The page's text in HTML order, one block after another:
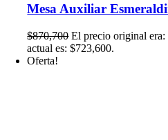
Mesa Auxiliar
$870,700 El precio original
actual es: $723,600.
Oferta!